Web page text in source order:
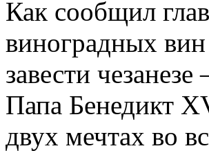
Как сообщил
виноградных
завести
Папа Бенедикт
двух мечтах во